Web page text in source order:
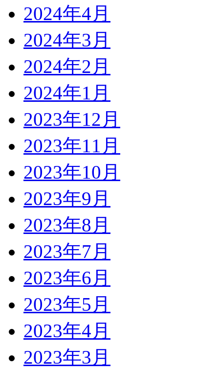
2024年4月
2024年3月
2024年2月
2024年1月
2023年12月
2023年11月
2023年10月
2023年9月
2023年8月
2023年7月
2023年6月
2023年5月
2023年4月
2023年3月